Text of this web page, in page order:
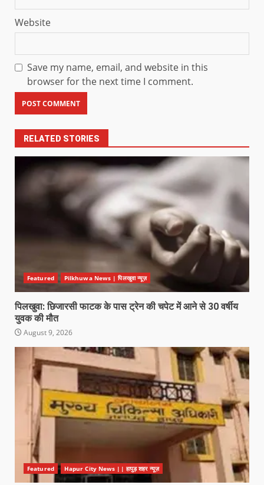
Website
Save my name, email, and website in this
browser for the next time I comment.
RELATED STORIES
Featured Pilkhuwa News | पिलखुवा न्यूज़
पिलखुवा: छिजारसी फाटक के पास ट्रेन की चपेट में आने से 30 वर्षीय
युवक की मौत
August 9, 2026
Featured Hapur City News || हापुड़ शहर न्यूज़